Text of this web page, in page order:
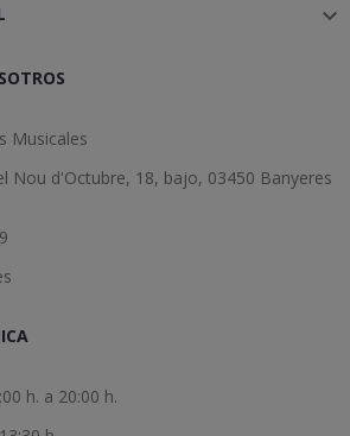

Musicales
Nou d'Octubre, 18, bajo, 03450 Banyeres
h. a 20:00 h.